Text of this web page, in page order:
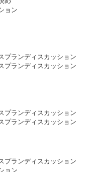
ョン
プランディスカッション
プランディスカッション
プランディスカッション
プランディスカッション
プランディスカッション
ョン